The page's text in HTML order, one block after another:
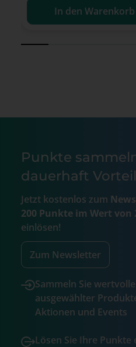
In den Warenkorb
Punkte
dauerhaft
Jetzt kostenlos zum
200 Punkte im Wert von
einlösen!
Zum Newsletter
Sammeln Sie
ausgewählter
Aktionen und Events
Lösen Sie Ihre